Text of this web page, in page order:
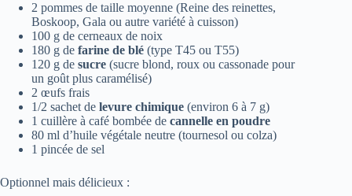
2 pommes de taille moyenne (Reine des reinettes,
Boskoop, Gala ou autre variété à cuisson)
100 g de cerneaux de noix
180 g de farine de blé (type T45 ou T55)
120 g de sucre (sucre blond, roux ou cassonade pour
un goût plus caramélisé)
2 œufs frais
1/2 sachet de levure chimique (environ 6 à 7 g)
1 cuillère à café bombée de cannelle en poudre
80 ml d’huile végétale neutre (tournesol ou colza)
1 pincée de sel
Optionnel mais délicieux :